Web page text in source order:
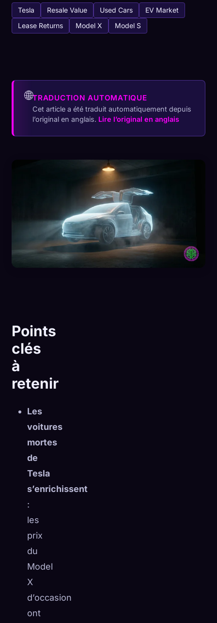
Tesla Resale Value Used Cars
EV Market
Lease Returns
Model X Model S
🌐TRADUCTION AUTOMATIQUE
Cet article a été traduit automatiquement depuis
l’original en anglais. Lire l’original en anglais
Points
clés
à
retenir
Les
voitures
mortes
de
Tesla
s’enrichissent
:
les
prix
du
Model
X
d’occasion
ont
🧬
Collection
☁️
0